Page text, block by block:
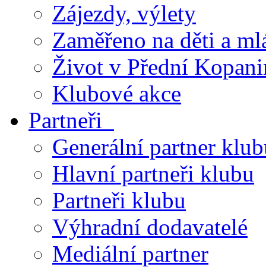
Zájezdy, výlety
Zaměřeno na děti a
Život v Přední
Klubové akce
Partneři
Generální partner
Hlavní partneři klubu
Partneři klubu
Výhradní dodavatelé
Mediální partner